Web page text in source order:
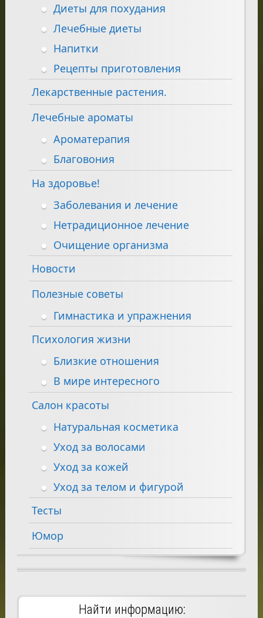
Диеты для похудания
Лечебные диеты
Напитки
Рецепты приготовления
Лекарственные растения.
Лечебные ароматы
Ароматерапия
Благовония
На здоровье!
Заболевания и лечение
Нетрадиционное лечение
Очищение организма
Новости
Полезные советы
Гимнастика и упражнения
Психология жизни
Близкие отношения
В мире интересного
Салон красоты
Натуральная косметика
Уход за волосами
Уход за кожей
Уход за телом и фигурой
Тесты
Юмор
Найти информацию: